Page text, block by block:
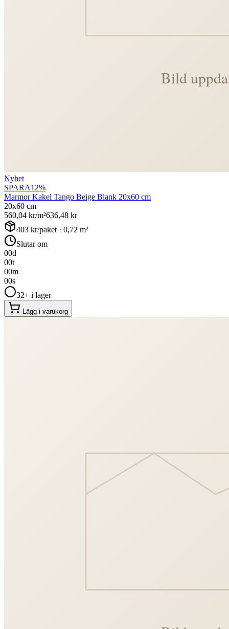
Nyhet
SPARA12%
Marmor Kakel Tango Beige Blank 20x60 cm
20x60 cm
560,04 kr/m²636,48 kr
403 kr/paket · 0,72 m²
Slutar om
00d
00t
00m
00s
32+ i lager
Lägg i varukorg